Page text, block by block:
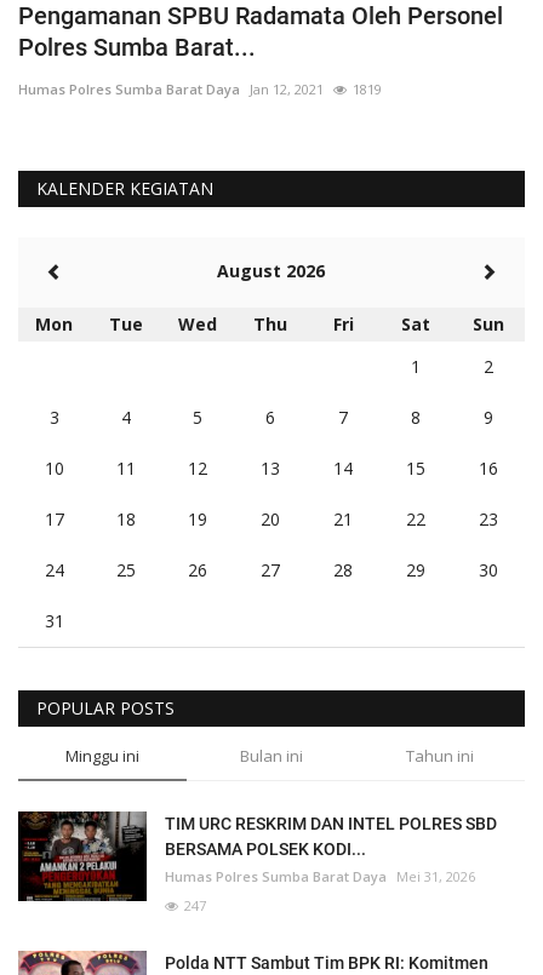
Pengamanan SPBU Radamata Oleh Personel
Polres Sumba Barat...
Humas Polres Sumba Barat Daya Jan 12, 2021 1819
KALENDER KEGIATAN
August 2026
Mon Tue Wed Thu Fri Sat
Sun
1
2
3 4 5 6 7 8 9
10 11 12 13 14 15 16
17 18 19 20 21 22 23
24 25 26 27 28 29 30
31
POPULAR POSTS
Minggu ini Bulan ini Tahun ini
TIM URC RESKRIM DAN INTEL POLRES SBD
BERSAMA POLSEK KODI...
Humas Polres Sumba Barat Daya
Mei 31, 2026
247
Polda NTT Sambut Tim BPK RI: Komitmen